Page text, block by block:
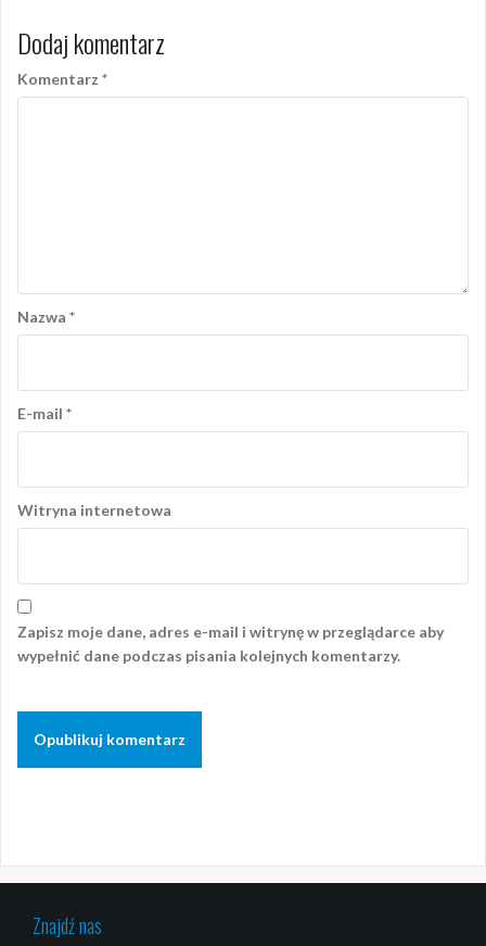
Dodaj komentarz
Komentarz *
Nazwa *
E-mail *
Witryna internetowa
Zapisz moje dane, adres e-mail i witrynę w przeglądarce aby
wypełnić dane podczas pisania kolejnych komentarzy.
Znajdź nas